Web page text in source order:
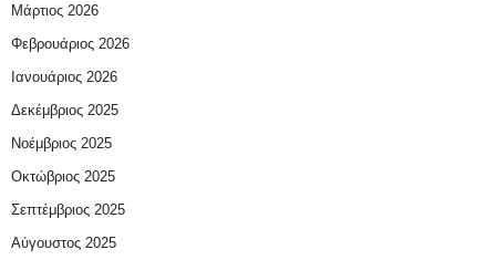
Μάρτιος 2026
Φεβρουάριος 2026
Ιανουάριος 2026
Δεκέμβριος 2025
Νοέμβριος 2025
Οκτώβριος 2025
Σεπτέμβριος 2025
Αύγουστος 2025